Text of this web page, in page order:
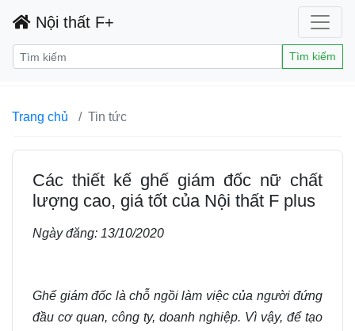
Nội thất F+
Tìm kiếm
Trang chủ Tin tức
Các thiết kế ghế giám đốc nữ chất
lượng cao, giá tốt của Nội thất F plus
Ngày đăng: 13/10/2020
Ghế giám đốc là chỗ ngồi làm việc của người đứng
đầu cơ quan, công ty, doanh nghiệp. Vì vậy, để tạo